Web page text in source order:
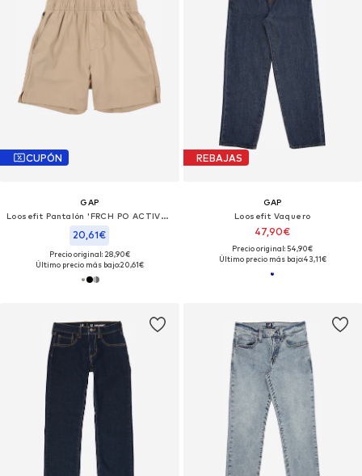
CUPÓN
GAP
Loosefit Pantalón 'FRCH PO ACTIVE SHORT'
20,61€
Precio original: 28,90€
Último precio más bajo:20,61€
REBAJAS
GAP
Loosefit Vaquero
47,90€
Precio original: 54,90€
Último precio más bajo:43,11€